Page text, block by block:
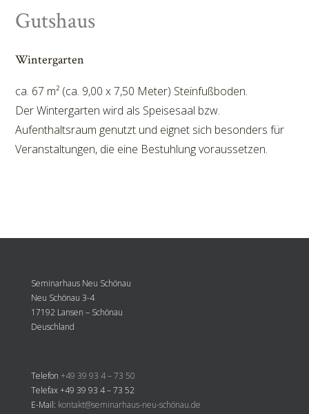
Gutshaus
Wintergarten
ca. 67 m² (ca. 9,00 x 7,50 Meter) Steinfußboden.
Der Wintergarten wird als Speisesaal bzw.
Aufenthaltsraum genutzt und eignet sich besonders für
Veranstaltungen, die eine Bestuhlung voraussetzen.
Seminarhaus Neu Schönau
Neu Schönau 3-4
17192 Lansen – Schönau
Deuschland
Telefon +49 39 93 4 – 73 50
Telefax +49 39 93 4 – 73 52
E-Mail: kontakt@seminarhaus-neu-schönau.de